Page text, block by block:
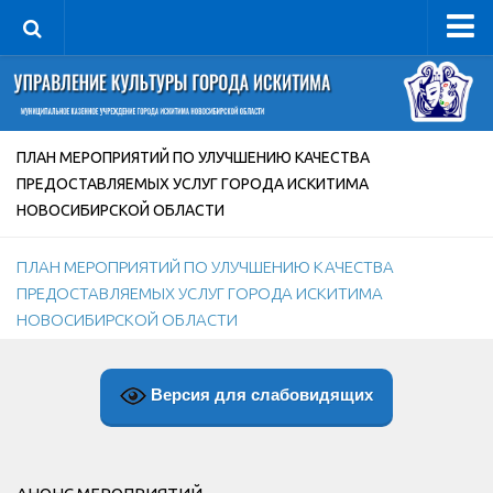
Управление
Руководитель
Сведения об организации
Структура
Фотогалерея
Документы
Правовая база
Противодействие коррупции
Учреждения культуры
ПЛАН МЕРОПРИЯТИЙ ПО УЛУЧШЕНИЮ КАЧЕСТВА
ПРЕДОСТАВЛЯЕМЫХ УСЛУГ ГОРОДА ИСКИТИМА
НОВОСИБИРСКОЙ ОБЛАСТИ
ПЛАН МЕРОПРИЯТИЙ ПО УЛУЧШЕНИЮ КАЧЕСТВА
ПРЕДОСТАВЛЯЕМЫХ УСЛУГ ГОРОДА ИСКИТИМА
НОВОСИБИРСКОЙ ОБЛАСТИ
Версия для слабовидящих